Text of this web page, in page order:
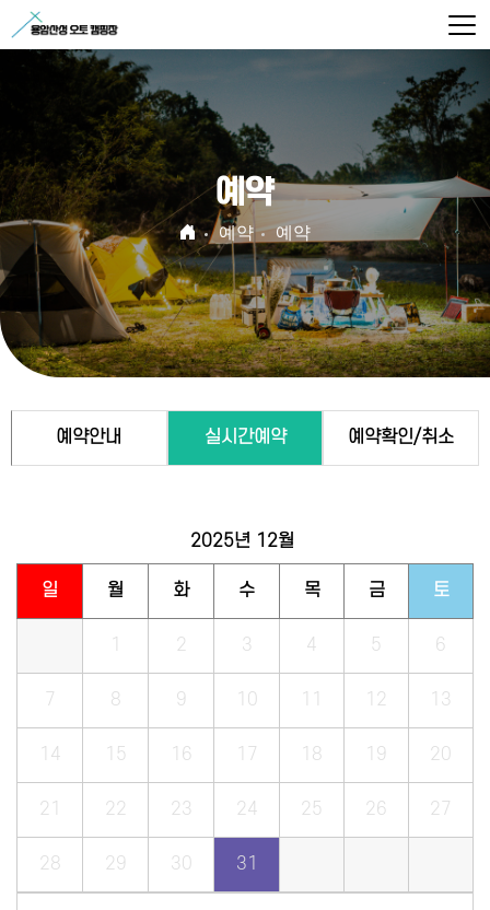
예약
예약 예약
예약안내 실시간예약 예약확인/취소
2025년 12월
일 월 화 수 목 금 토
1 2 3 4 5 6
7 8 9 10 11 12 13
14 15 16 17 18 19 20
21 22 23 24 25 26 27
28 29 30 31